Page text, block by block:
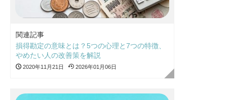
関連記事
損得勘定の意味とは？5つの心理と7つの特徴、
やめたい人の改善策を解説
2020年11月21日 2026年01月06日